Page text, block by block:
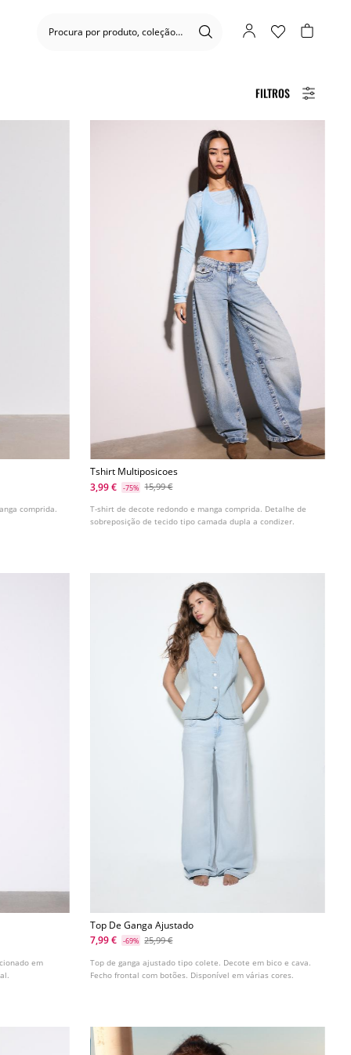
FILTROS
comprida.
Tshirt Multiposicoes
3,99 €
-75% 15,99 €
T-shirt de decote redondo e manga comprida. Detalhe de
sobreposição de tecido tipo camada dupla a condizer.
em
Top De Ganga Ajustado
7,99 €
-69% 25,99 €
Top de ganga ajustado tipo colete. Decote em bico e cava.
Fecho frontal com botões. Disponível em várias cores.